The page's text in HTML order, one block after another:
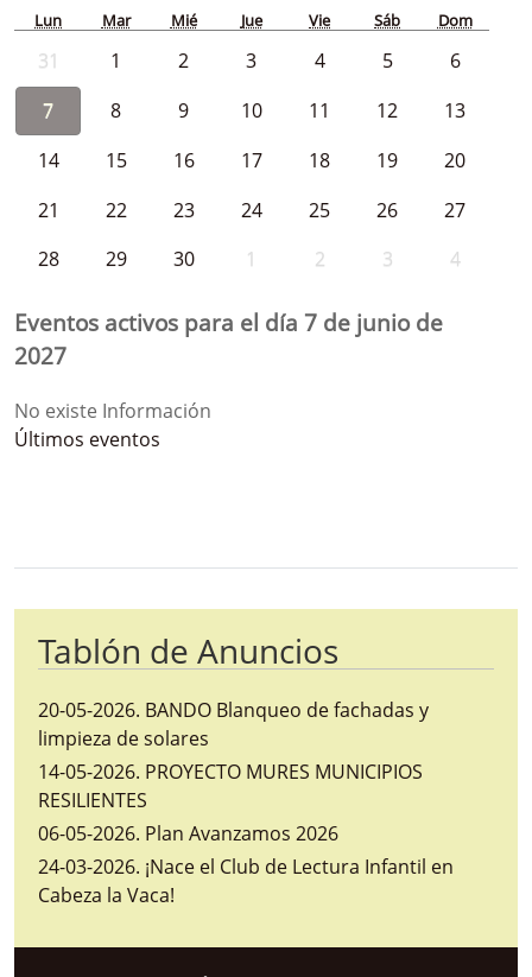
Lun Mar Mié Jue Vie Sáb Dom
31 1 2 3 4 5
6
7
8 9 10 11 12
13
14
15 16 17 18 19
20
21
22 23 24 25 26
27
28
29 30 1 2 3 4
Eventos activos para el día 7 de junio de
2027
No existe Información
Últimos eventos
Tablón de Anuncios
20-05-2026. BANDO Blanqueo de fachadas y
limpieza de solares
14-05-2026. PROYECTO MURES MUNICIPIOS
RESILIENTES
06-05-2026. Plan Avanzamos 2026
24-03-2026. ¡Nace el Club de Lectura Infantil en
Cabeza la Vaca!